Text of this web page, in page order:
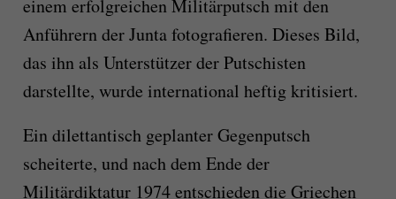
einem erfolgreichen Militärputsch mit den
Anführern der Junta fotografieren. Dieses Bild,
das ihn als Unterstützer der Putschisten
darstellte, wurde international heftig kritisiert.
Ein dilettantisch geplanter Gegenputsch
scheiterte, und nach dem Ende der
Militärdiktatur 1974 entschieden die Griechen